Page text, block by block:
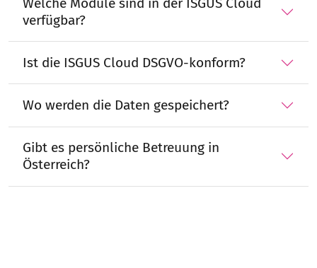
verfügbar?
Ist die ISGUS Cloud DSGVO-konform?
Wo werden die Daten gespeichert?
Gibt es persönliche Betreuung in
Österreich?